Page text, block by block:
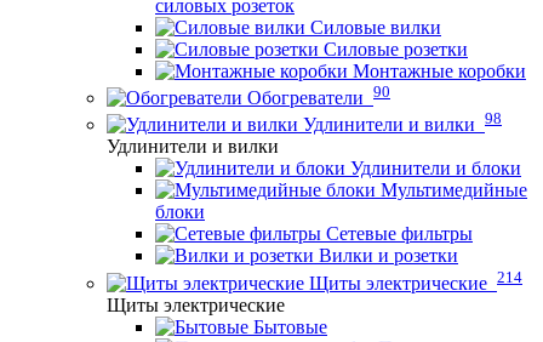
силовых розеток
Силовые вилки
Силовые розетки
Монтажные коробки
Обогреватели 90
Удлинители и вилки 98
Удлинители и вилки
Удлинители и блоки
Мультимедийные
блоки
Сетевые фильтры
Вилки и розетки
Щиты электрические 214
Щиты электрические
Бытовые